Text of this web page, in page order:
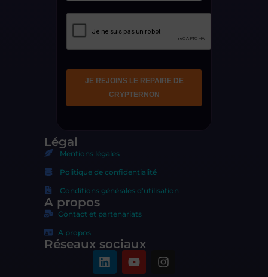
Légal
Mentions légales
Politique de confidentialité
Conditions générales d'utilisation
A propos
Contact et partenariats
A propos
Réseaux sociaux